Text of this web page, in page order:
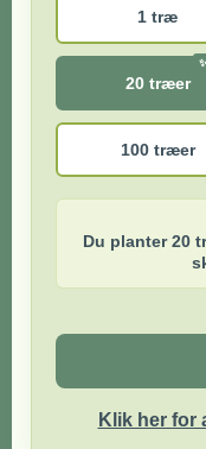
1 træ
20 træer
100 træer
Du planter 20
Klik her for